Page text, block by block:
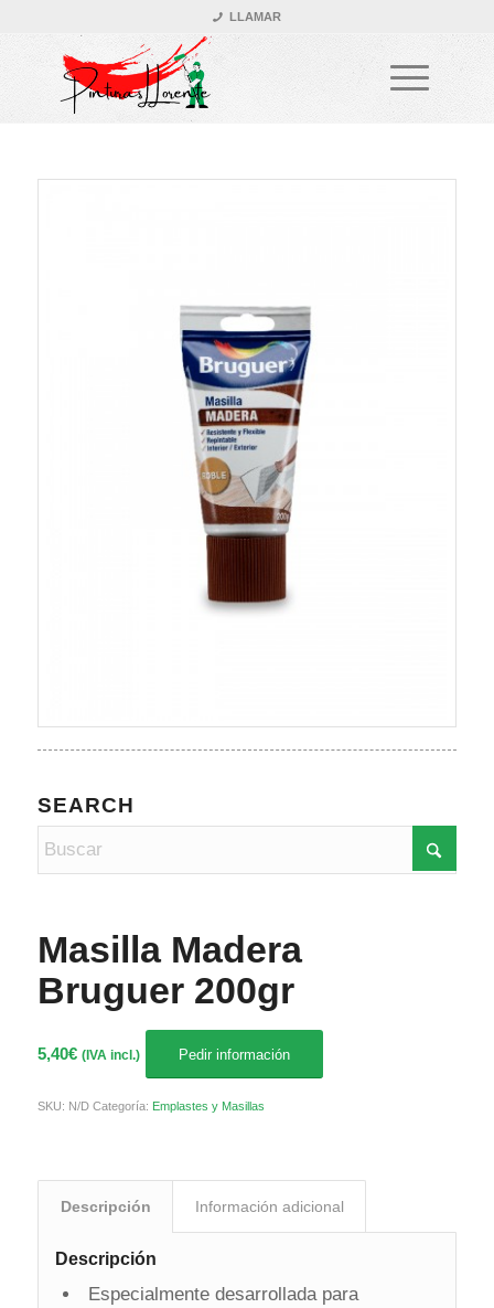
LLAMAR
SEARCH
Masilla Madera
Bruguer 200gr
5,40€ (IVA incl.) Pedir información
SKU: N/D Categoría: Emplastes y Masillas
Descripción Información adicional
Descripción
Especialmente desarrollada para